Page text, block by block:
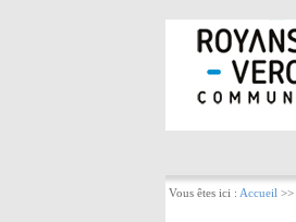
Vous êtes ici : Accueil >>